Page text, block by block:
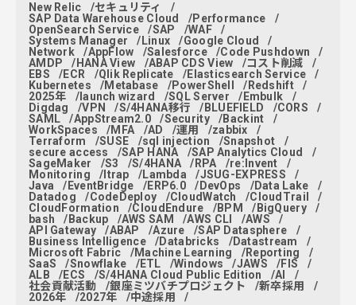
New Relic
セキュリティ
SAP Data Warehouse Cloud
Performance
OpenSearch Service
SAP
WAF
Systems Manager
Linux
Google Cloud
Network
AppFlow Salesforce
Code Pushdown
AMDP
HANA View ABAP CDS View
コスト削減
EBS
ECR Qlik Replicate
Elasticsearch Service
Kubernetes
Metabase PowerShell
Redshift
2025年
launch wizard SQL Server
Embulk
Digdag
VPN S/4HANA移行 BLUEFIELD
CORS
SAML
AppStream2.0 Security
Backint
WorkSpaces
MFA AD 運用
zabbix
Terraform
SUSE sql injection
Snapshot
secure access
SAP HANA
SAP Analytics Cloud
SageMaker
S3 S/4HANA RPA
re:Invent
Monitoring
ltrap Lambda
JSUG-EXPRESS
Java
EventBridge ERP6.0 DevOps
Data Lake
Datadog
CodeDeploy CloudWatch
CloudTrail
CloudFormation
CloudEndure BPM
BigQuery
bash
Backup AWS SAM AWS CLI
AWS
API Gateway
ABAP Azure
SAP Datasphere
Business Intelligence
Databricks
Datastream
Microsoft Fabric
Machine Learning
Reporting
SaaS
Snowflake ETL Windows JAWS
FIS
ALB
ECS S/4HANA Cloud Public Edition
AI
社会貢献活動
銀座ミツバチプロジェクト
新卒採用
2026年
2027年 中途採用